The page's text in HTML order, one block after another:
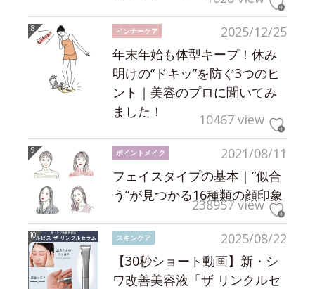
2025/12/25
インナーケア
年末年始も体型キープ！休み
明けの“ドキッ”を防ぐ3つのヒ
ント｜美容のプロに聞いてみ
ました！
10467 view
2021/08/11
ポイントメイク
フェイスタイプの基本｜“似合
う”が見つかる16種類の顔印象
238957 view
2025/08/22
スキンケア
【30秒ショート動画】新・シ
ワ改善美容液「ザ リンクルセ